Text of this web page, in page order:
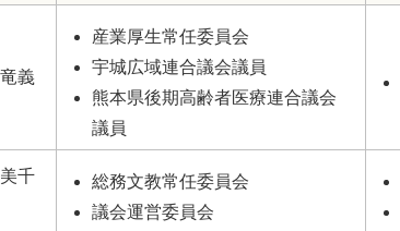
義
産業厚生常任委員会
宇城広域連合議会議員
熊本県後期高齢者医療連合議会
議員
千
総務文教常任委員会
議会運営委員会